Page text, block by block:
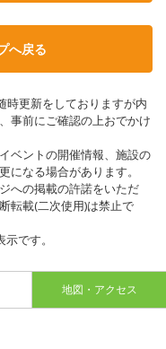
へ戻る
更新をしておりますが内
事前にご確認の上おでかけ
ベントの開催情報、施設の
になる場合があります。
への掲載の許諾をいただ
転載(二次使用)は禁止で
です。
地図・アクセス